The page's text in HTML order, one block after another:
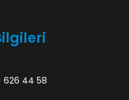
626 44 58